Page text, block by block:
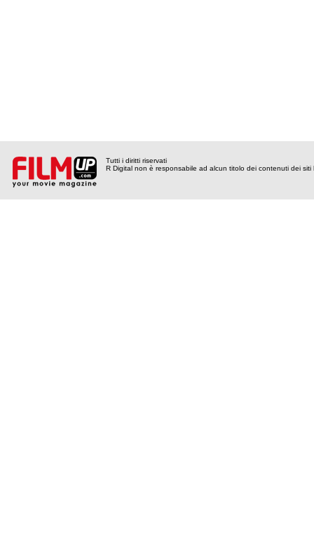
Tutti i diritti riservati
R Digital non è responsabile ad alcun titolo dei contenuti dei siti